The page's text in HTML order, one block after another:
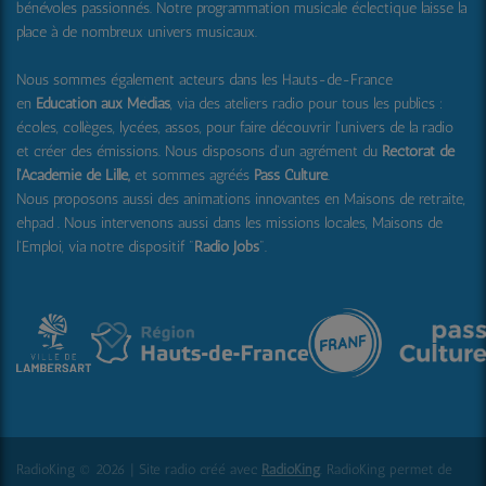
bénévoles passionnés. Notre programmation musicale éclectique laisse la
place à de nombreux univers musicaux.
Nous sommes également acteurs dans les Hauts-de-France
en Education aux Médias, via des ateliers radio pour tous les publics :
écoles, collèges, lycées, assos, pour faire découvrir l'univers de la radio
et créer des émissions. Nous disposons d'un agrément du Rectorat de
l'Académie de Lille, et sommes agréés Pass Culture.
Nous proposons aussi des animations innovantes en Maisons de retraite,
ehpad . Nous intervenons aussi dans les missions locales, Maisons de
l'Emploi, via notre dispositif "Radio Jobs".
RadioKing © 2026 | Site radio créé avec RadioKing . RadioKing permet de